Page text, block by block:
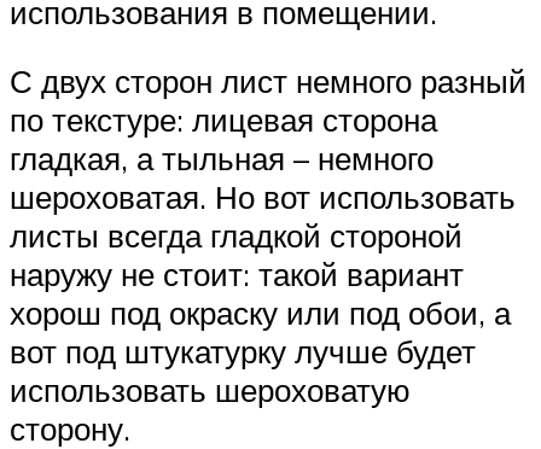
использования в помещении.
С двух сторон лист немного разный
по текстуре: лицевая сторона
гладкая, а тыльная – немного
шероховатая. Но вот использовать
листы всегда гладкой стороной
наружу не стоит: такой вариант
хорош под окраску или под обои, а
вот под штукатурку лучше будет
использовать шероховатую
сторону.